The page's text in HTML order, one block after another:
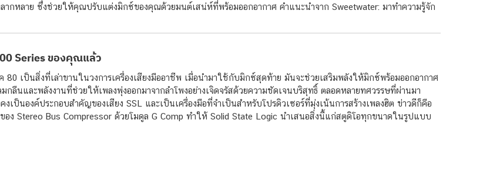
ากหลาย ซึ่งช่วยให้คุณปรับแต่งมิกซ์ของคุณด้วยมนต์เสน่ห์ที่พร้อมออกอากาศ คำแนะนำจาก Sweetwater: มาทำความรู้จัก
Series ของคุณแล้ว
เป็นสิ่งที่เล่าขานในวงการเครื่องเสียงมืออาชีพ เมื่อนำมาใช้กับมิกซ์สุดท้าย มันจะช่วยเสริมพลังให้มิกซ์พร้อมออกอากาศ
นและพลังงานที่ช่วยให้เพลงพุ่งออกมาจากลำโพงอย่างเจิดจรัสด้วยความชัดเจนบริสุทธิ์ ตลอดหลายทศวรรษที่ผ่านมา
ป็นองค์ประกอบสำคัญของเสียง SSL และเป็นเครื่องมือที่จำเป็นสำหรับโปรดิวเซอร์ที่มุ่งเน้นการสร้างเพลงฮิต ข่าวดีก็คือ
อง Stereo Bus Compressor ด้วยโมดูล G Comp ทำให้ Solid State Logic นำเสนอสิ่งนี้แก่สตูดิโอทุกขนาดในรูปแบบ